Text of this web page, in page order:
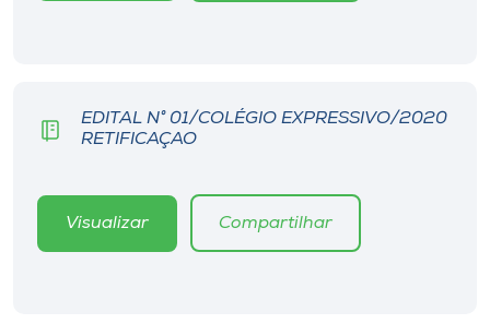
o idioma
EDITAL N° 01/COLÉGIO EXPRESSIVO/2020
RETIFICAÇAO
Visualizar Compartilhar